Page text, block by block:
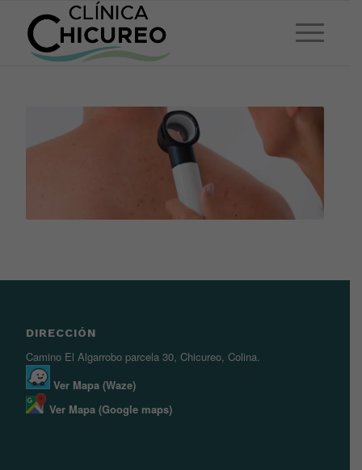
DIRECCIÓN
Camino El Algarrobo parcela 30, Chicureo, Colina.
Ver Mapa (Waze)
Ver Mapa (Google maps)